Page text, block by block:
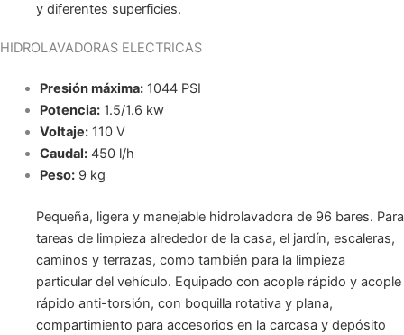
y diferentes superficies.
HIDROLAVADORAS ELECTRICAS
Presión máxima:1044 PSI
Potencia:1.5/1.6 kw
Voltaje:110 V
Caudal:450 l/h
Peso:9 kg
Pequeña, ligera y manejable hidrolavadora de 96 bares. Para
tareas de limpieza alrededor de la casa, el jardín, escaleras,
caminos y terrazas, como también para la limpieza
particular del vehículo. Equipado con acople rápido y acople
rápido anti-torsión, con boquilla rotativa y plana,
compartimiento para accesorios en la carcasa y depósito